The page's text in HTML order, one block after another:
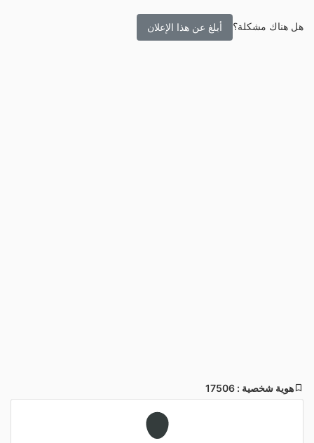
هل هناك مشكلة؟ أبلغ عن هذا الإعلان
هوية شخصية : 17506